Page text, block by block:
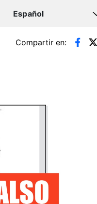
Compartir en: